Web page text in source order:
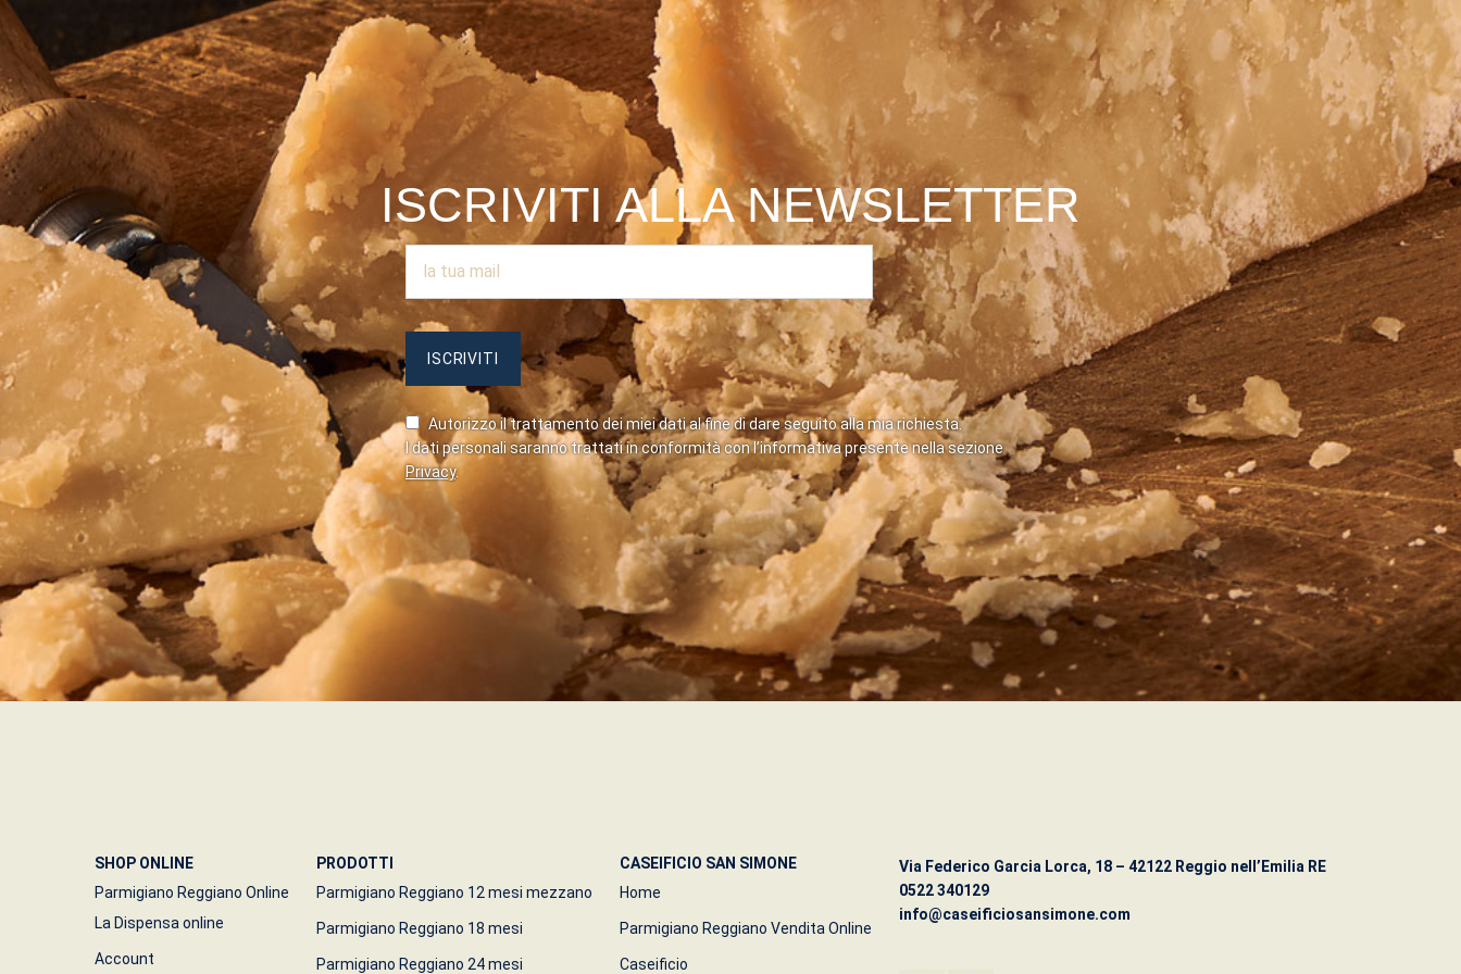
ISCRIVITI ALLA NEWSLETTER
Autorizzo il trattamento dei miei dati al fine di dare seguito alla mia richiesta.
I dati personali saranno trattati in conformità con l’informativa presente nella sezione
Privacy.
SHOP ONLINE
Parmigiano Reggiano Online
La Dispensa online
Account
PRODOTTI
Parmigiano Reggiano 12 mesi mezzano
Parmigiano Reggiano 18 mesi
Parmigiano Reggiano 24 mesi
CASEIFICIO SAN SIMONE
Home
Parmigiano Reggiano Vendita Online
Caseificio
Via Federico Garcia Lorca, 18 – 42122 Reggio nell’Emilia RE
0522 340129
info@caseificiosansimone.com